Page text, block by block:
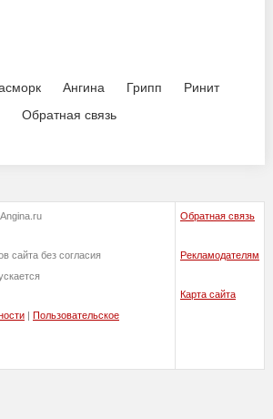
Ангина Грипп
Ринит
Обратная связь
сайта без согласия
| Пользовательское
Обратная связь
Рекламодателям
Карта сайта